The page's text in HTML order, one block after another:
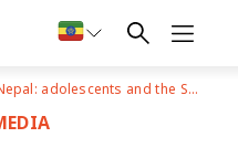
Nepal: adolescents and the Sustainable Development Goals